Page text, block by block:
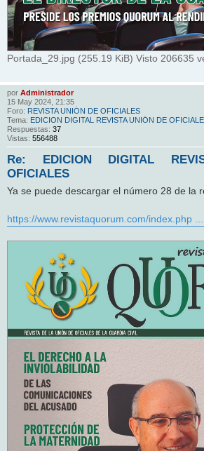
Portada_29.jpg (255.19 KiB) Visto 206635
por Administrador
15 May 2024, 21:35
Foro: REVISTA UNIÓN DE OFICIALES
Tema: EDICION DIGITAL REVISTA UNIÓN DE
Respuestas: 37
Vistas: 556488
Re: EDICION DIGITAL
OFICIALES
Ya se puede descargar el número 28 de la
https://www.revistaquorum.com/index.php